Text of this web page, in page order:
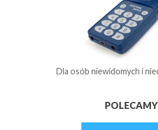
Dla osób niewidomych i
POLECAMY